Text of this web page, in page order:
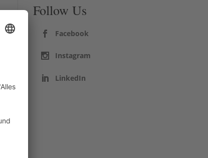
Follow Us
Facebook
Instagram
LinkedIn